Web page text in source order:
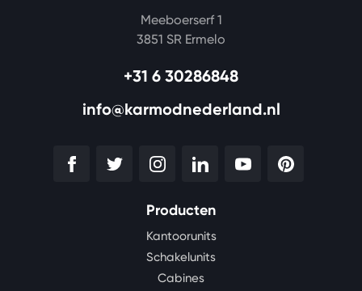
Meeboerserf 1
3851 SR Ermelo
+31 6 30286848
info@karmodnederland.nl
Producten
Kantoorunits
Schakelunits
Cabines